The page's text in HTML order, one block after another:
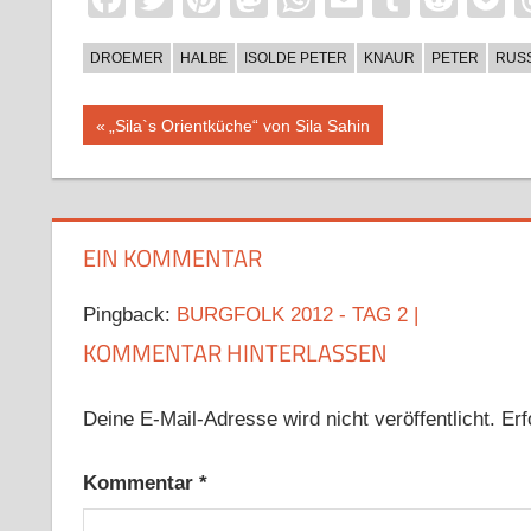
DROEMER HALBE ISOLDE PETER KNAUR PETER
Beitragsnavigation
Vorheriger
„Sila`s Orientküche“ von Sila Sahin
EIN KOMMENTAR
Pingback: BURGFOLK 2012 - TAG 2 |
KOMMENTAR HINTERLASSEN
Deine E-Mail-Adresse wird nicht veröffentlicht.
Kommentar *